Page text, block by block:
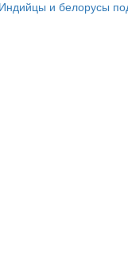
Индийцы и белорусы